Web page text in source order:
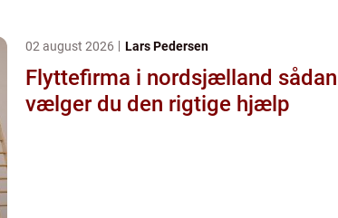
02 august 2026 Lars Pedersen
Flyttefirma i nordsjælland sådan
vælger du den rigtige hjælp